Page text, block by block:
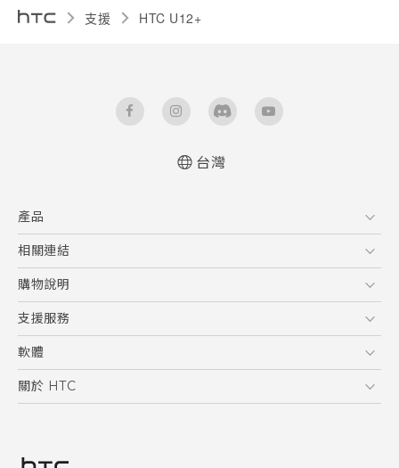
支援 HTC U12+‎
台灣
產品
5G
智慧型手機
配件
相關連結
HTC Research
購物說明
購物須知
訂單管理
付款方式
支援服務
到府收送維修服務
服務中心資訊
客戶服務佈告欄
軟體
應用程式
關於 HTC